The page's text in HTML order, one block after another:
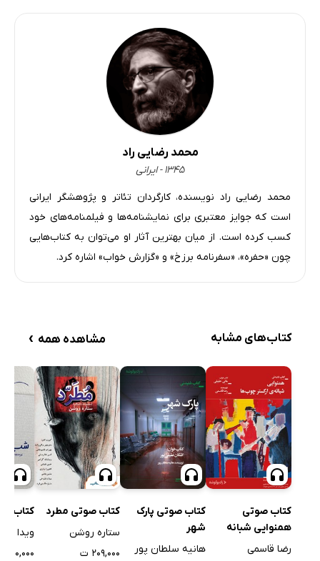
بخش بیست و سوم
بخش بیست و چهارم
17 دقیقه بخش بیست و هفتم
بخش بیست و هشتم
15 دقیقه بخش بیست و نهم
محمد رضایی راد
۱۳۴۵ - ایرانی
محمد رضایی راد نویسنده، کارگردان تئاتر و پژوهشگر ایرانی
است که جوایز معتبری برای نمایشنامه‌ها و فیلمنامه‌های خود
کسب کرده است. از میان بهترین آثار او می‌توان به کتاب‌هایی
چون «حفره»، «سفرنامه برزخ» و «گزارش خواب» اشاره کرد.
کتاب‌های مشابه مشاهده همه ›
کتاب صوتی
همنوایی شبانه
ارکستر چوب‌ها
رضا قاسمی
کتاب صوتی پارک
شهر
هانیه سلطان پور
کتاب صوتی مطرد
ستاره روشن
۲۰۹,۰۰۰ ت
کتاب
ویدا
۲۰۰,۰۰۰ ت